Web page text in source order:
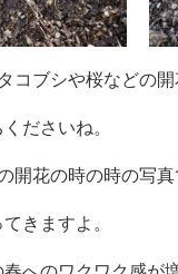
コブシや桜などの
ださいね。
開花の時の時の写真
きますよ。